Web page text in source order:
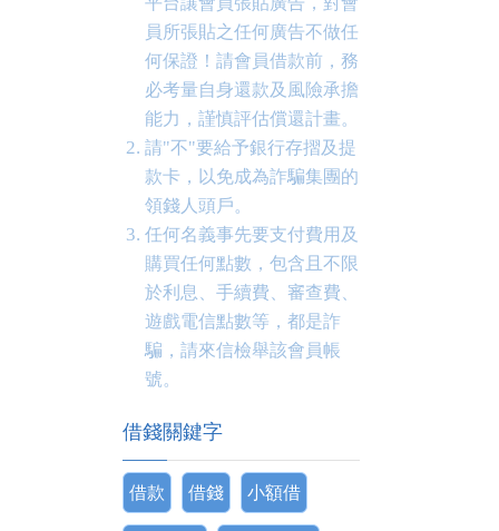
員所張貼之任何廣告不做任
何保證！請會員借款前，務
必考量自身還款及風險承擔
能力，謹慎評估償還計畫。
請"不"要給予銀行存摺及提
款卡，以免成為詐騙集團的
領錢人頭戶。
任何名義事先要支付費用及
購買任何點數，包含且不限
於利息、手續費、審查費、
遊戲電信點數等，都是詐
騙，請來信檢舉該會員帳
號。
借錢關鍵字
借款 借錢 小額借